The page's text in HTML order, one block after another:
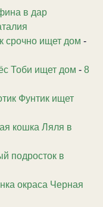
в дар
срочно ищет дом -
Тоби ищет дом - 8
Фунтик ищет
кошка Ляля в
подросток в
окраса Черная